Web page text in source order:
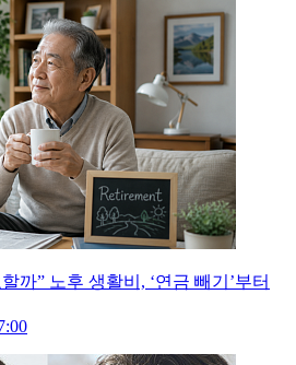
까” 노후 생활비, ‘연금 빼기’부터